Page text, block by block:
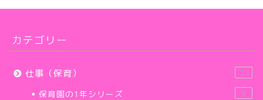
カテゴリー
仕事（保育） 71
保育園の1年シリーズ 9